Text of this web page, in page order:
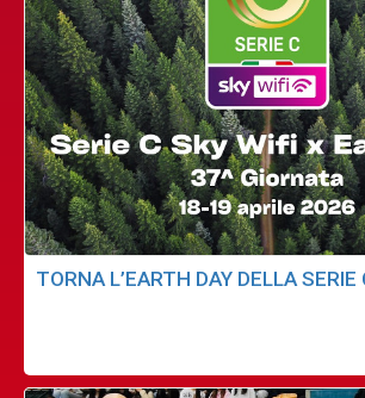
TORNA L’EARTH DAY DELLA SERIE